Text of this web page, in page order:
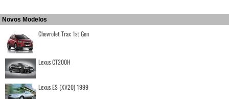
Novos Modelos
Chevrolet Trax 1st Gen
Lexus CT200H
Lexus ES (XV20) 1999